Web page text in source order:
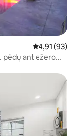
Vidutinis
4,91 (93)
pėdų ant ežero